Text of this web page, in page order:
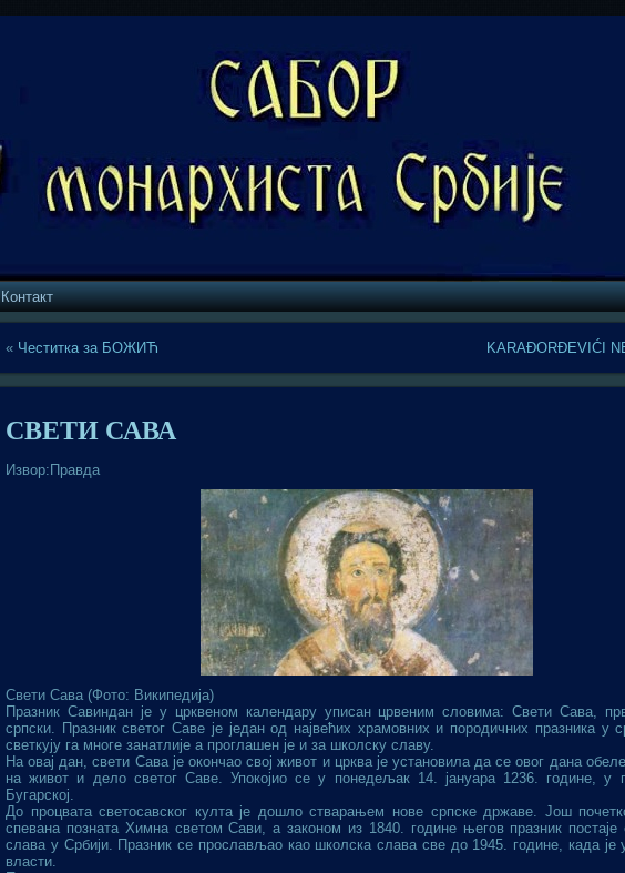
Контакт
« Честитка за БОЖИЋ KARAĐORĐEVIĆI
СВЕТИ САВА
Извор:Правда
Свети Сава (Фото: Википедија)
Празник Савиндан је у црквеном календару уписан црвеним словима: Свети Сава,
српски. Празник светог Саве је један од највећих храмовних и породичних празника у
светкују га многе занатлије а проглашен је и за школску славу.
На овај дан, свети Сава је окончао свој живот и црква је установила да се овог дана
на живот и дело светог Саве. Упокојио се у понедељак 14. јануара 1236. године, у
Бугарској.
До процвата светосавског култа је дошло стварањем нове српске државе. Још
спевана позната Химна светом Сави, а законом из 1840. године његов празник
слава у Србији. Празник се прослављао као школска слава све до 1945. године, када је
власти.